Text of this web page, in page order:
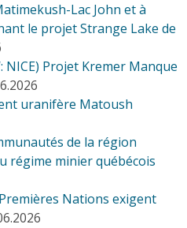
Lac John et à
le projet Strange Lake de
NICE) Projet Kremer Manque
uranifère Matoush
de la région
régime minier québécois
Nations exigent